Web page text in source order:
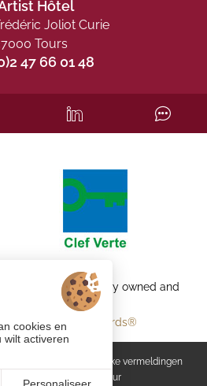
Hôtel
Joliot Curie
Tours
47 66 01 48
is independently owned and
Best Western Rewards®
Wettelijke vermeldingen
© 2023Juliana Web créateur
cookies en
wilt activeren